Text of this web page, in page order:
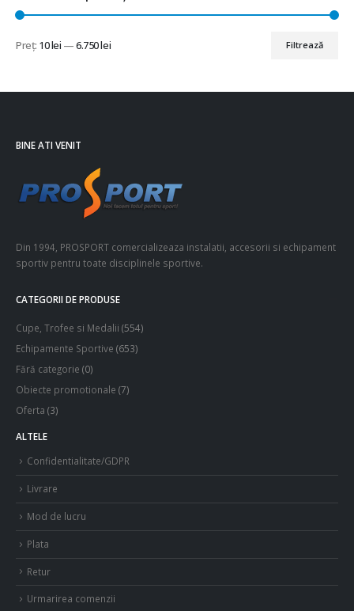
Preț
Preț
Filtrează
Preț: 10 lei —6.750 lei
BINE ATI VENIT
Din 1994, PROSPORT comercializeaza instalatii, accesorii si echipament
sportiv pentru toate disciplinele sportive.
CATEGORII DE PRODUSE
Cupe, Trofee si Medalii (554)
Echipamente Sportive (653)
Fără categorie (0)
Obiecte promotionale (7)
Oferta (3)
ALTELE
Confidentialitate/GDPR
Livrare
Mod de lucru
Plata
Retur
Urmarirea comenzii